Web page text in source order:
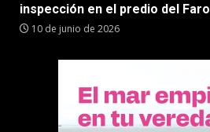
inspección en el predio del Faro
10 de junio de 2026